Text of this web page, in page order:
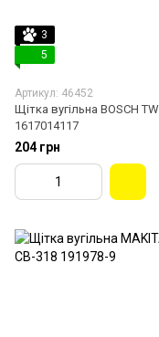
3
5
Артикул: 46452
Щітка вугільна BOSCH TW
1617014117
204 грн